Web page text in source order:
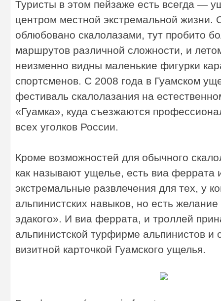
Туристы в этом пейзаже есть всегда —
центром местной экстремальной жизни.
облюбовано скалолазами, тут пробито
маршрутов различной сложности, и
неизменно видны маленькие фигурки
спортсменов. С 2008 года в Гуамском
фестиваль скалолазания на
«Гуамка», куда съезжаются
всех уголков России.
Кроме возможностей для обычного
как называют ущелье, есть виа феррата
экстремальные развлечения для тех, у
альпинистских навыков, но есть желание
эдакого». И виа феррата, и троллей
альпинистской турфирме альпинистов и
визитной карточкой Гуамского ущелья.